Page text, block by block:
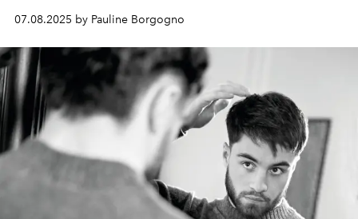
07.08.2025 by Pauline Borgogno